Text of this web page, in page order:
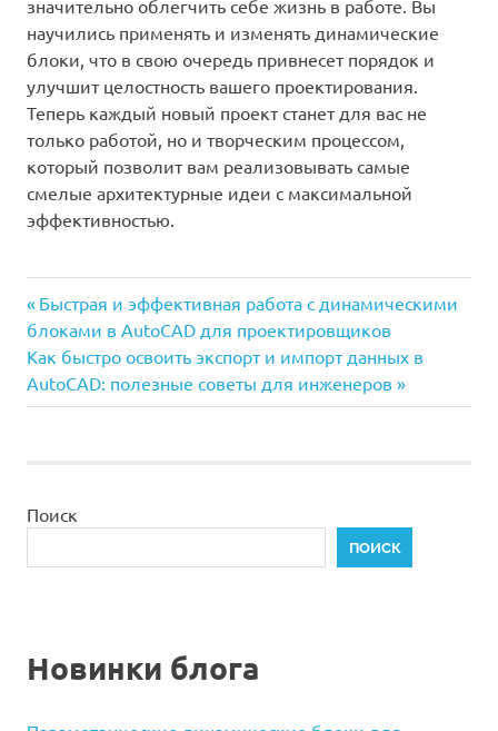
значительно облегчить себе жизнь в работе. Вы
научились применять и изменять динамические
блоки, что в свою очередь привнесет порядок и
улучшит целостность вашего проектирования.
Теперь каждый новый проект станет для вас не
только работой, но и творческим процессом,
который позволит вам реализовывать самые
смелые архитектурные идеи с максимальной
эффективностью.
Навигация
по
записям
Предыдущая
запись:
Быстрая и эффективная работа с динамическими
блоками в AutoCAD для проектировщиков
Следующая
запись:
Как быстро освоить экспорт и импорт данных в
AutoCAD: полезные советы для инженеров
Поиск
ПОИСК
Новинки блога